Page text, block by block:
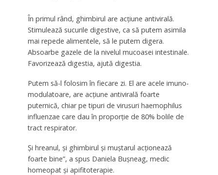
În primul rând, ghimbirul are acțiune antivirală.
Stimulează sucurile digestive, ca să putem asimila
mai repede alimentele, să le putem digera.
Absoarbe gazele de la nivelul mucoasei intestinale.
Favorizează digestia, ajută digestia.
Putem să-l folosim în fiecare zi. El are acele imuno-
modulatoare, are acțiune antivirală foarte
puternică, chiar pe tipuri de virusuri haemophilus
influenzae care dau în proporție de 80% bolile de
tract respirator.
Și hreanul, și ghimbirul și muștarul acționează
foarte bine”, a spus Daniela Bușneag, medic
homeopat și apifitoterapie.